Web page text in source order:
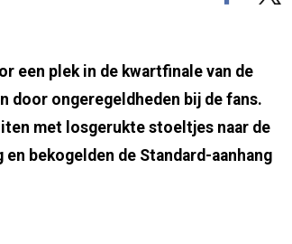
een plek in de kwartfinale van de
door ongeregeldheden bij de fans.
met losgerukte stoeltjes naar de
bekogelden de Standard-aanhang